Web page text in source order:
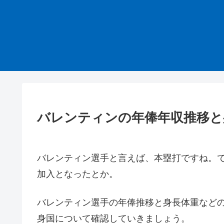
バレンティンの年俸年収推移
バレンティン選手と言えば、本塁打ですね。
加入となったとか。
バレンティン選手の年俸推移と身長体重など
身国について確認していきましょう。